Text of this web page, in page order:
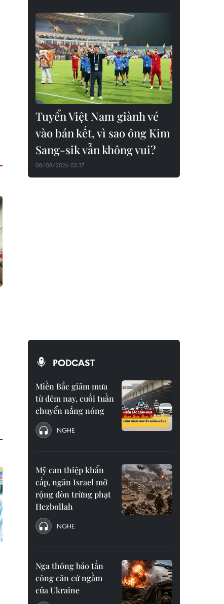
Tuyển Việt Nam giành vé
vào bán kết, vì sao ông Kim
Sang-sik vẫn không vui?
08/08/2026 03:37
PODCAST
Miền Bắc giảm mưa
từ đêm nay, cuối tuần
chuyển nắng nóng
NGHE
Mỹ can thiệp khẩn
cấp, ngăn Israel mở
rộng đòn trừng phạt
Hezbollah
NGHE
Nga thông báo tấn
công căn cứ ngầm
của Ukraine